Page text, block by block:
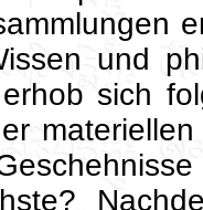
und
sich